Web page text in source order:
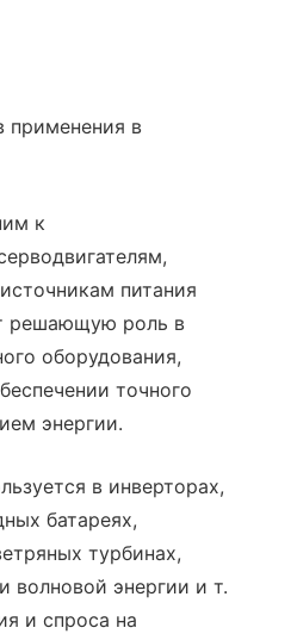
применения в
к
питания
решающую роль в
оборудования,
точного
энергии.
в инверторах,
батареях,
турбинах,
волновой энергии и т.
и спроса на